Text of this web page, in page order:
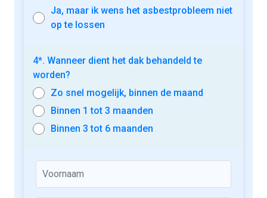
Ja, maar ik wens het asbestprobleem niet
op te lossen
4*. Wanneer dient het dak behandeld te
worden?
Zo snel mogelijk, binnen de maand
Binnen 1 tot 3 maanden
Binnen 3 tot 6 maanden